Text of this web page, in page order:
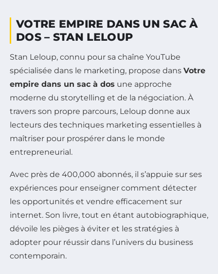
VOTRE EMPIRE DANS UN SAC À
DOS – STAN LELOUP
Stan Leloup, connu pour sa chaîne YouTube
spécialisée dans le marketing, propose dans Votre
empire dans un sac à dos une approche
moderne du storytelling et de la négociation. À
travers son propre parcours, Leloup donne aux
lecteurs des techniques marketing essentielles à
maîtriser pour prospérer dans le monde
entrepreneurial.
Avec près de 400,000 abonnés, il s’appuie sur ses
expériences pour enseigner comment détecter
les opportunités et vendre efficacement sur
internet. Son livre, tout en étant autobiographique,
dévoile les pièges à éviter et les stratégies à
adopter pour réussir dans l’univers du business
contemporain.